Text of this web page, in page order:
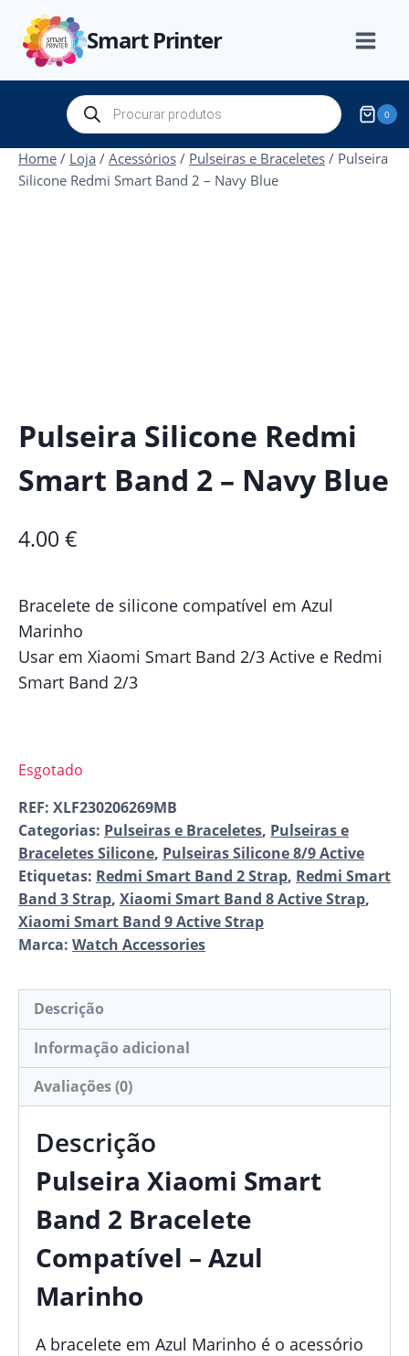
content
Smart Printer
Products
search 0
Home / Loja / Acessórios / Pulseiras e Braceletes / Pulseira
Silicone Redmi Smart Band 2 – Navy Blue
Pulseira Silicone Redmi
Smart Band 2 – Navy Blue
4.00 €
Bracelete de silicone compatível em Azul
Marinho
Usar em Xiaomi Smart Band 2/3 Active e Redmi
Smart Band 2/3
Esgotado
REF: XLF230206269MB
Categorias: Pulseiras e Braceletes, Pulseiras e
Braceletes Silicone, Pulseiras Silicone 8/9 Active
Etiquetas: Redmi Smart Band 2 Strap, Redmi Smart
Band 3 Strap, Xiaomi Smart Band 8 Active Strap,
Xiaomi Smart Band 9 Active Strap
Marca: Watch Accessories
Descrição
Informação adicional
Avaliações (0)
Descrição
Pulseira Xiaomi Smart
Band 2 Bracelete
Compatível – Azul
Marinho
A bracelete em Azul Marinho é o acessório